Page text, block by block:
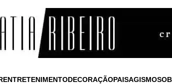
ENTRETENIMENTODECORAÇÃOPAISAGISMO